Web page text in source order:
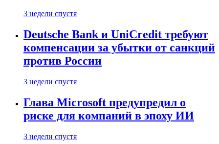
3 недели спустя
Deutsche Bank и UniCredit требуют
компенсации за убытки от санкций
против России
3 недели спустя
Глава Microsoft предупредил о
риске для компаний в эпоху ИИ
3 недели спустя